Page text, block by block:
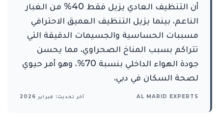
أن التنظيف العادي يزيل فقط 40% من الغبار
الناعم، بينما يزيل التنظيف العميق الاحترافي
مسببات الحساسية والجسيمات الدقيقة التي
تتراكم بسبب المناخ الصحراوي، مما يحسن
جودة الهواء الداخلي بنسبة 70%، وهو أمر حيوي
لصحة السكان في دبي.
AL MARID EXPERTS آخر تحديث: فبراير 2026